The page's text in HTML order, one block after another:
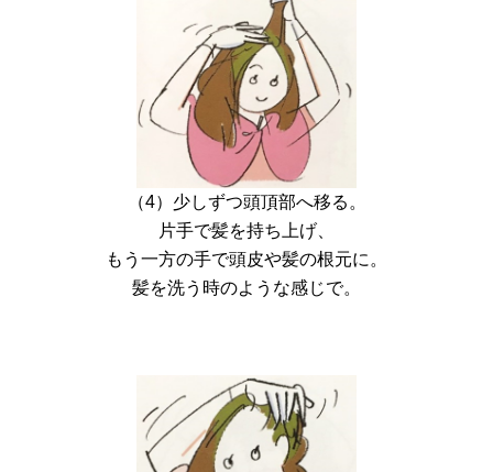
（4）少しずつ頭頂部へ移る。
片手で髪を持ち上げ、
もう一方の手で頭皮や髪の根元に。
髪を洗う時のような感じで。